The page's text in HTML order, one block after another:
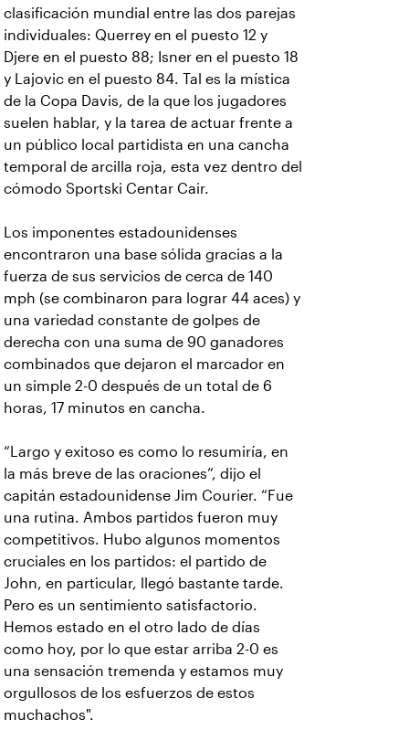
clasificación mundial entre las dos parejas
individuales: Querrey en el puesto 12 y
Djere en el puesto 88; Isner en el puesto 18
y Lajovic en el puesto 84. Tal es la mística
de la Copa Davis, de la que los jugadores
suelen hablar, y la tarea de actuar frente a
un público local partidista en una cancha
temporal de arcilla roja, esta vez dentro del
cómodo Sportski Centar Cair.
Los imponentes estadounidenses
encontraron una base sólida gracias a la
fuerza de sus servicios de cerca de 140
mph (se combinaron para lograr 44 aces) y
una variedad constante de golpes de
derecha con una suma de 90 ganadores
combinados que dejaron el marcador en
un simple 2-0 después de un total de 6
horas, 17 minutos en cancha.
“Largo y exitoso es como lo resumiría, en
la más breve de las oraciones”, dijo el
capitán estadounidense Jim Courier. “Fue
una rutina. Ambos partidos fueron muy
competitivos. Hubo algunos momentos
cruciales en los partidos: el partido de
John, en particular, llegó bastante tarde.
Pero es un sentimiento satisfactorio.
Hemos estado en el otro lado de días
como hoy, por lo que estar arriba 2-0 es
una sensación tremenda y estamos muy
orgullosos de los esfuerzos de estos
muchachos".